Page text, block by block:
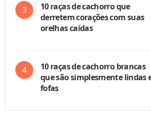
10 raças de cachorro que
derretem corações com suas
orelhas caídas
10 raças de cachorro brancas
que são simplesmente lindas
fofas